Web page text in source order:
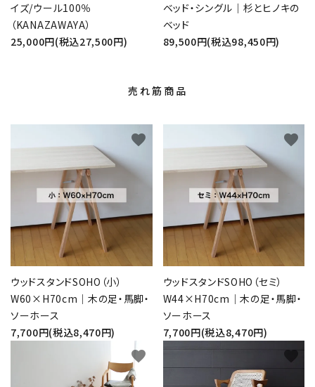
イズ/ウール100％
（KANAZAWAYA）
25,000円(税込27,500円)
ベッド・シングル｜杉とヒノキの
ベッド
89,500円(税込98,450円)
売れ筋商品
ウッドスタンドSOHO（小）
W60×H70cm｜木の足・馬脚・
ソーホース
7,700円(税込8,470円)
favorite
ウッドスタンドSOHO（セミ）
W44×H70cm｜木の足・馬脚・
ソーホース
7,700円(税込8,470円)
favorite
favorite favorite